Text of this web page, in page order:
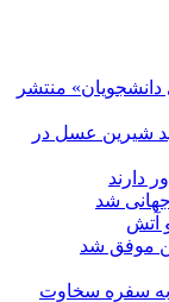
منتشر
شیرین عسل‌ در
دارند
شد
آتش
موفق شد
به سفره سخاوت